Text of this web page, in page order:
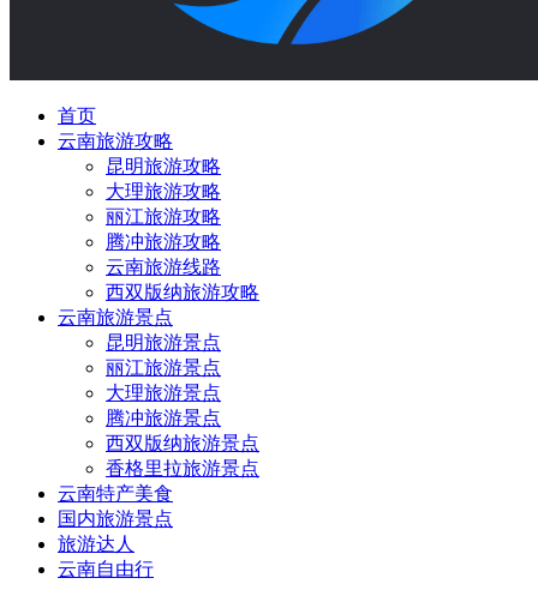
首页
云南旅游攻略
昆明旅游攻略
大理旅游攻略
丽江旅游攻略
腾冲旅游攻略
云南旅游线路
西双版纳旅游攻略
云南旅游景点
昆明旅游景点
丽江旅游景点
大理旅游景点
腾冲旅游景点
西双版纳旅游景点
香格里拉旅游景点
云南特产美食
国内旅游景点
旅游达人
云南自由行